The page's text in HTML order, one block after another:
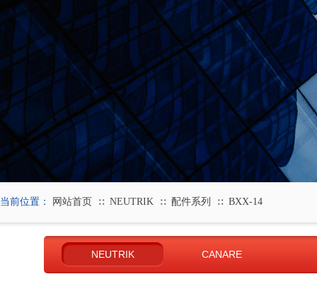
当前位置： 网站首页 ∷ NEUTRIK ∷ 配件系列 ∷ BXX-14
NEUTRIK CANARE